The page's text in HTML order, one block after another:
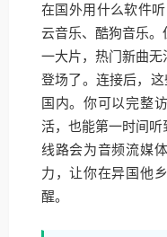
在国外用什么软件
云音乐、酷狗音乐
一大片，热门新曲
登场了。连接后，
国内。你可以完整
活，也能第一时间
线路会为音频流媒
力，让你在异国他
醒。